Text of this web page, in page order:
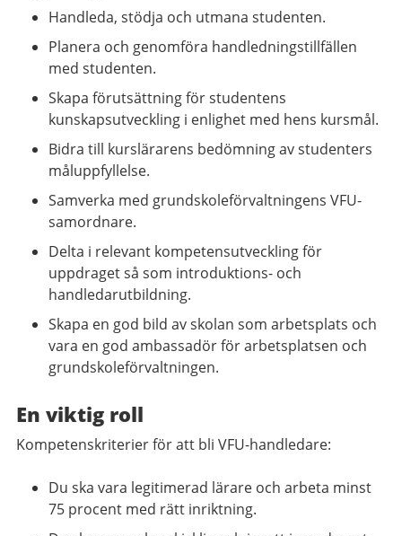
Handleda, stödja och utmana studenten.
Planera och genomföra handledningstillfällen
med studenten.
Skapa förutsättning för studentens
kunskapsutveckling i enlighet med hens kursmål.
Bidra till kurslärarens bedömning av studenters
måluppfyllelse.
Samverka med grundskoleförvaltningens VFU-
samordnare.
Delta i relevant kompetensutveckling för
uppdraget så som introduktions- och
handledarutbildning.
Skapa en god bild av skolan som arbetsplats och
vara en god ambassadör för arbetsplatsen och
grundskoleförvaltningen.
En viktig roll
Kompetenskriterier för att bli VFU-handledare:
Du ska vara legitimerad lärare och arbeta minst
75 procent med rätt inriktning.